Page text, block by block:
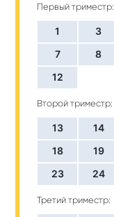
Первый триместр:
1 3
7
8
12
Второй триместр:
13 14
18
19
23
24
Третий триместр: